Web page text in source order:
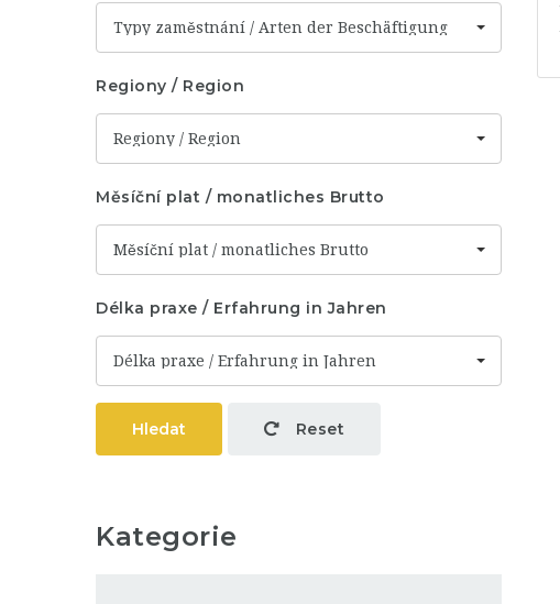
Typy zaměstnání / Arten der Beschäftigung
Regiony / Region
Regiony / Region
Měsíční plat / monatliches Brutto
Měsíční plat / monatliches Brutto
Délka praxe / Erfahrung in Jahren
Délka praxe / Erfahrung in Jahren
Hledat Reset
Kategorie